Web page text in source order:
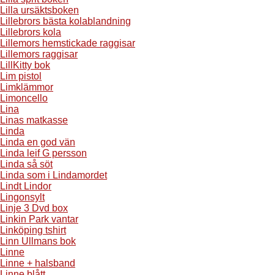
Lilla ursäktsboken
Lillebrors bästa kolablandning
Lillebrors kola
Lillemors hemstickade raggisar
Lillemors raggisar
LillKitty bok
Lim pistol
Limklämmor
Limoncello
Lina
Linas matkasse
Linda
Linda en god vän
Linda leif G persson
Linda så söt
Linda som i Lindamordet
Lindt Lindor
Lingonsylt
Linje 3 Dvd box
Linkin Park vantar
Linköping tshirt
Linn Ullmans bok
Linne
Linne + halsband